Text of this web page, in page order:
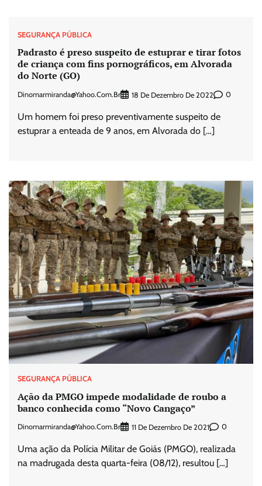
SEGURANÇA PÚBLICA
Padrasto é preso suspeito de estuprar e tirar fotos
de criança com fins pornográficos, em Alvorada
do Norte (GO)
Dinomarmiranda@yahoo.com.br 18 De Dezembro De 2022 0
Um homem foi preso preventivamente suspeito de
estuprar a enteada de 9 anos, em Alvorada do […]
SEGURANÇA PÚBLICA
Ação da PMGO impede modalidade de roubo a
banco conhecida como “Novo Cangaço”
Dinomarmiranda@yahoo.com.br 11 De Dezembro De 2021 0
Uma ação da Polícia Militar de Goiás (PMGO), realizada
na madrugada desta quarta-feira (08/12), resultou […]